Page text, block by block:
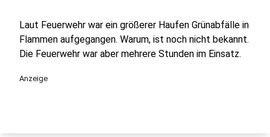
Laut Feuerwehr war ein größerer Haufen Grünabfälle in
Flammen aufgegangen. Warum, ist noch nicht bekannt.
Die Feuerwehr war aber mehrere Stunden im Einsatz.
Anzeige